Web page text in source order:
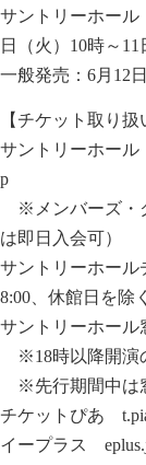
サントリーホール
日（火）10時～11
一般発売：6月12
【チケット取り扱
サントリーホー
p
※メンバーズ・
は即日入会可）
サントリーホール
8:00、休館日を除
サントリーホール
※18時以降開演
※先行期間中は
チケットぴあ
イープラス